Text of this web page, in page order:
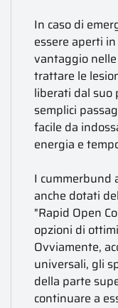
In caso di
essere aperti
vantaggio
trattare le
liberati dal suo
semplici
facile da
energia e
I cummerbund
anche dotati
"Rapid Open
opzioni di
Ovviamente,
universali, gli
della parte
continuare a